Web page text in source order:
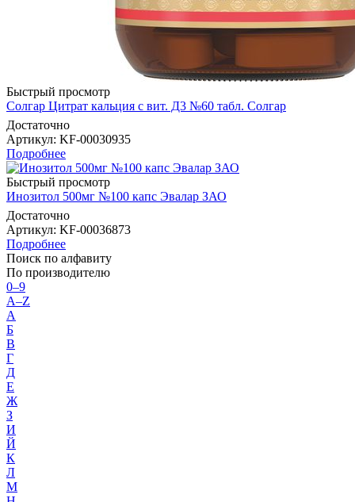
Быстрый просмотр
Солгар Цитрат кальция с вит. Д3 №60 табл. Солгар
Достаточно
Артикул: KF-00030935
Подробнее
Быстрый просмотр
Инозитол 500мг №100 капс Эвалар ЗАО
Достаточно
Артикул: KF-00036873
Подробнее
Поиск по алфавиту
По производителю
0–9
A–Z
А
Б
В
Г
Д
Е
Ж
З
И
Й
К
Л
М